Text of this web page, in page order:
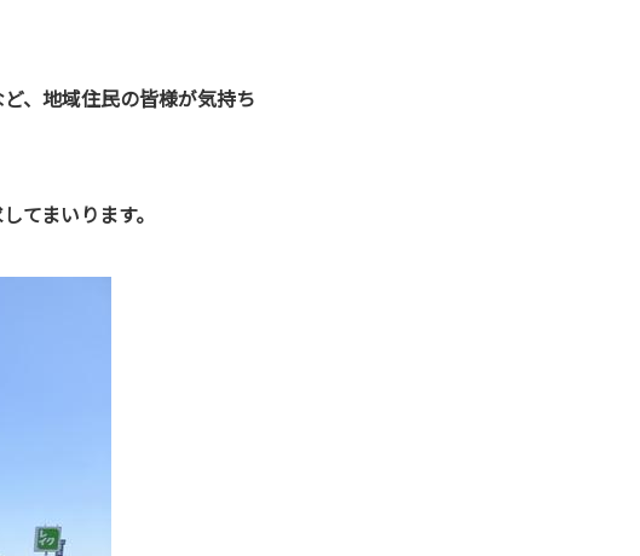
、地域住民の皆様が気持ち
てまいります。